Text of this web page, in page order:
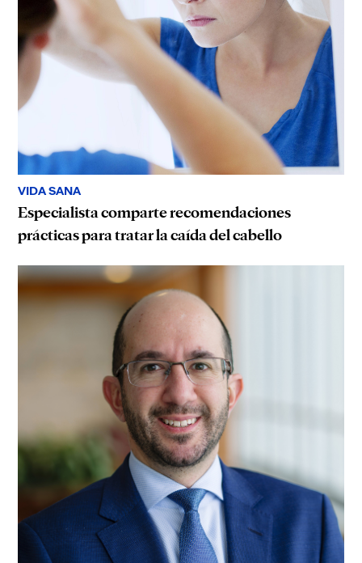
VIDA SANA
Especialista comparte recomendaciones
prácticas para tratar la caída del cabello